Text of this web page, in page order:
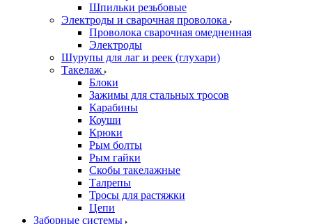
Шпильки резьбовые
Электроды и сварочная проволока
Проволока сварочная омедненная
Электроды
Шурупы для лаг и реек (глухари)
Такелаж
Блоки
Зажимы для стальных тросов
Карабины
Коуши
Крюки
Рым болты
Рым гайки
Скобы такелажные
Талрепы
Тросы для растяжки
Цепи
Заборные системы